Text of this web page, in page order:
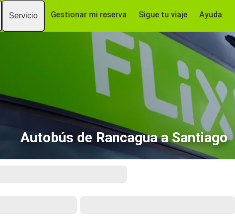
Servicio Gestionar mi reserva Sigue tu viaje Ayuda
Autobús de Rancagua a Santiago